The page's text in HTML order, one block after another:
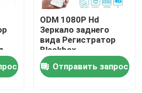
ODM 1080P Hd
Зеркало заднего
вида Регистратор
Blackbox
Автомобильная
камера 4G
Отправить запрос